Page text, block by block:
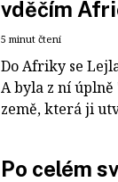
vděčím
5 minut čtení
Do Afriky se
A byla z ní
země, která ji
Po celém